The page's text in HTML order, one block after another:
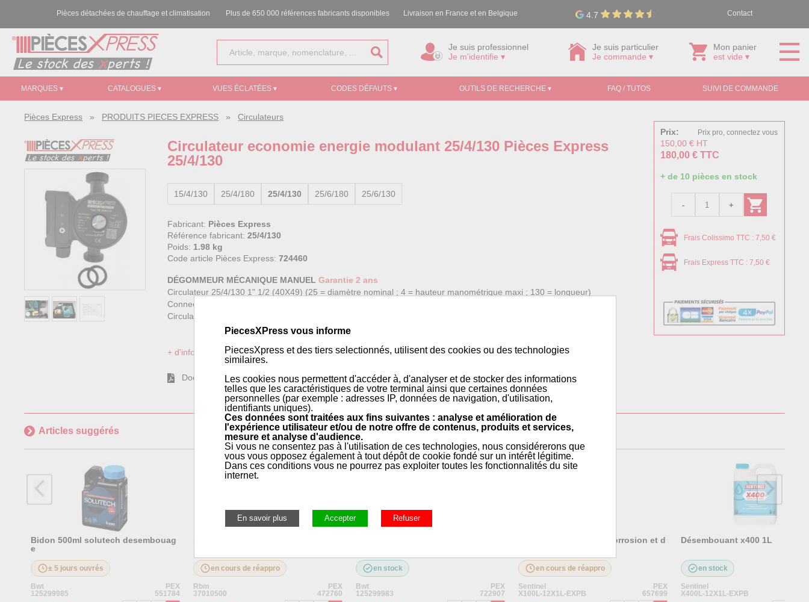
Pièces détachées de chauffage et climatisation Plus de 650 000 références fabricants disponibles Livraison en France et en Belgique 4.7 Contact
Je suis professionnel
Je m'identifie ▾
Je suis particulier
Je commande ▾
Mon panier
est vide ▾
MARQUES ▾ CATALOGUES ▾ VUES ÉCLATÉES ▾ CODES DÉFAUTS ▾ OUTILS DE RECHERCHE ▾ FAQ / TUTOS SUIVI DE COMMANDE
Pièces Express » PRODUITS PIECES EXPRESS »Circulateurs
Circulateur economie energie modulant 25/4/130 Pièces Express
25/4/130
15/4/130 25/4/180 25/4/130 25/6/180 25/6/130
Fabricant: Pièces Express
Référence fabricant: 25/4/130
Poids: 1.98 kg
Code article Pièces Express: 724460
DÉGOMMEUR MÉCANIQUE MANUEL Garantie 2 ans
Circulateur 25/4/130 1" 1/2 (40X49) (25 = diamètre nominal ; 4 = hauteur manométrique maxi ; 130 = longueur)
Connecteur démontable pour faciliter le câblage
Circulateur conçu pour pomper de l'eau propre dans les systèmes de chauffage domestique et les systèmes...
+ d'informations sur l'article
Documentation
Prix: Prix pro, connectez vous
150,00 € HT
180,00 € TTC
+ de 10 pièces en stock
Frais Colissimo TTC : 7,50 €
Frais Express TTC : 7,50 €
Articles suggérés
Bidon 500ml solutech desembouag
e
± 5 jours ouvrés
Bwt
PEX
125299985
551784
en cours de réappro
Rbm
PEX
37010500
472760
en stock
Bwt
PEX
125299983
722907
X100 1L Inhibiteur de corrosion et d
en cours de réappro
Sentinel
PEX
X100L-12X1L-EXPB
657699
Désembouant x400 1L
en stock
Sentinel
X400L-12X1L-EXPB
PiecesXPress vous informe
PiecesXpress et des tiers selectionnés, utilisent des cookies ou des technologies
similaires.
Les cookies nous permettent d'accéder à, d'analyser et de stocker des informations
telles que les caractéristiques de votre terminal ainsi que certaines données
personnelles (par exemple : adresses IP, données de navigation, d'utilisation,
identifiants uniques).
Ces données sont traitées aux fins suivantes : analyse et amélioration de
l'expérience utilisateur et/ou de notre offre de contenus, produits et services,
mesure et analyse d'audience.
Si vous ne consentez pas à l'utilisation de ces technologies, nous considérerons que
vous vous opposez également à tout dépôt de cookie fondé sur un intérêt légitime.
Dans ces conditions vous ne pourrez pas exploiter toutes les fonctionnalités du site
internet.